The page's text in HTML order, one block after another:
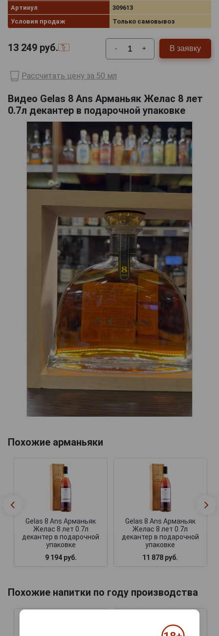
Артикул
309613
Условия продаж
Только самовывоз
13 249 руб. - + В заявку
Рассчитать цену за 50 мл
Видео Gelas 8 Ans Арманьяк Желас 8 лет
0.7л декантер в подарочной упаковке
Похожие арманьяки
Gelas 8 Ans Арманьяк
Желас 8 лет 0.7л
декантер в подарочной
упаковке
9 194 руб.
Gelas 8 Ans Арманьяк
Желас 8 лет 0.7л
декантер в подарочной
упаковке
11 878 руб.
Похожие напитки по году производства